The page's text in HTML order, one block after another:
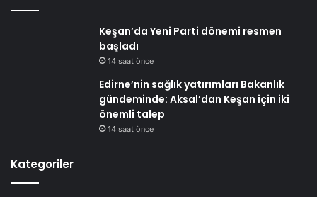
Keşan’da Yeni Parti dönemi resmen
başladı
14 saat önce
Edirne’nin sağlık yatırımları Bakanlık
gündeminde: Aksal’dan Keşan için iki
önemli talep
14 saat önce
Kategoriler